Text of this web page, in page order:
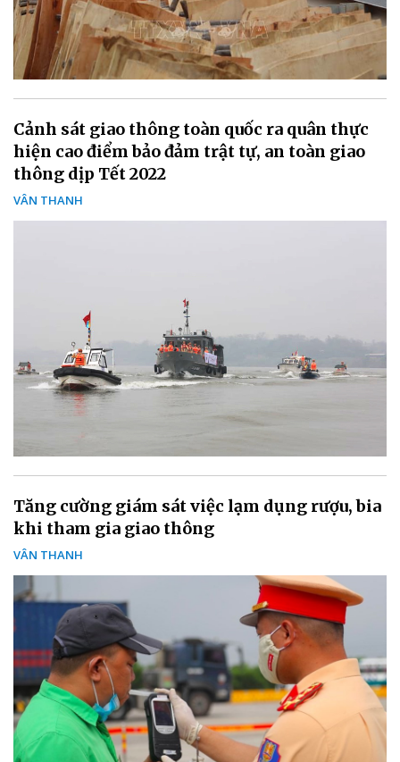
Cảnh sát giao thông toàn quốc ra quân thực
hiện cao điểm bảo đảm trật tự, an toàn giao
thông dịp Tết 2022
VÂN THANH
Tăng cường giám sát việc lạm dụng rượu, bia
khi tham gia giao thông
VÂN THANH